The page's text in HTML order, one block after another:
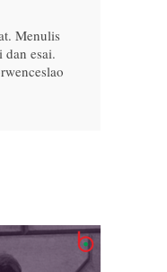
Menulis
dan esai.